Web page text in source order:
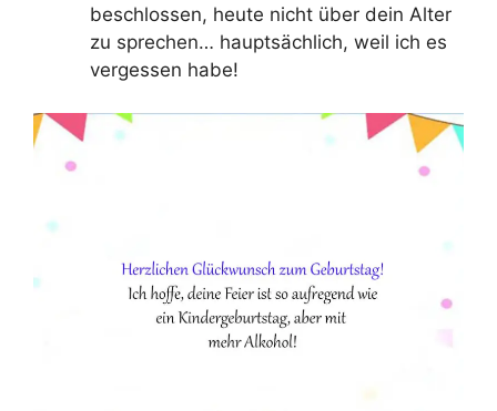
beschlossen, heute nicht über dein Alter
zu sprechen… hauptsächlich, weil ich es
vergessen habe!